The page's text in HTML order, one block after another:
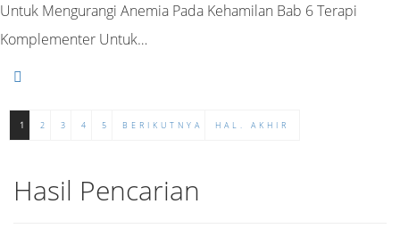
Untuk Mengurangi Anemia Pada Kehamilan Bab 6 Terapi
Komplementer Untuk…
1 2 3 4 5 BERIKUTNYA HAL. AKHIR
Hasil Pencarian